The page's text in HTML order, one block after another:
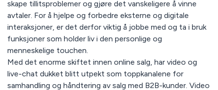
skape tillitsproblemer og gjøre det vanskeligere å vinne
avtaler. For å hjelpe og forbedre eksterne og digitale
interaksjoner, er det derfor viktig å jobbe med og ta i bruk
funksjoner som holder liv i den personlige og
menneskelige touchen.
Med det enorme skiftet innen online salg, har video og
live-chat dukket blitt utpekt som toppkanalene for
samhandling og håndtering av salg med B2B-kunder. Video